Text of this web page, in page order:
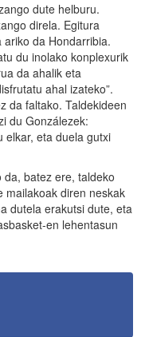
dute helburu.
direla. Egitura
da Hondarribia.
du inolako konplexurik
da ahalik eta
ahal izateko”.
da faltako. Taldekideen
du Gonzálezek:
elkar, eta duela gutxi
batez ere, taldeko
mailakoak diren neskak
dutela erakutsi dute, eta
en lehentasun